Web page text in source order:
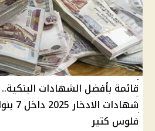
قائمة بأفضل الشهادات
فلوس كتير